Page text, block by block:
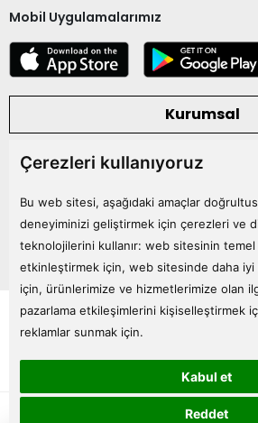
Çerezleri kullanıyoruz
Bu web sitesi, aşağıdaki amaçlar
deneyiminizi geliştirmek için çerezleri ve
teknolojilerini kullanır: web sitesinin temel
etkinleştirmek için, web sitesinde daha iyi
için, ürünlerimize ve hizmetlerimize olan
pazarlama etkileşimlerini kişiselleştirmek
reklamlar sunmak için.
Kabul et
Reddet
Mobil Uygulamalarımız
Kurumsal
Kategoriler
Bize Ulaşın
Tüm bilgileriniz 256bit SSL
© 2024
superKET E-ticaret ve Pazaryeri